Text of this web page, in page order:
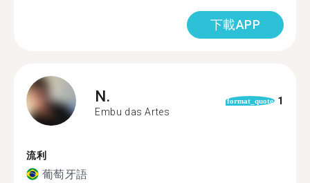
下載APP
N.
Embu das Artes
format_quote 1
流利
葡萄牙語